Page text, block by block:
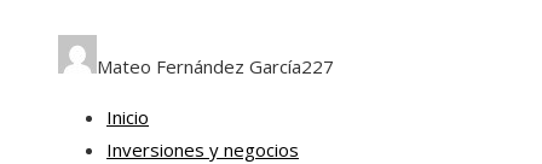
Mateo Fernández García227
Inicio
Inversiones y negocios